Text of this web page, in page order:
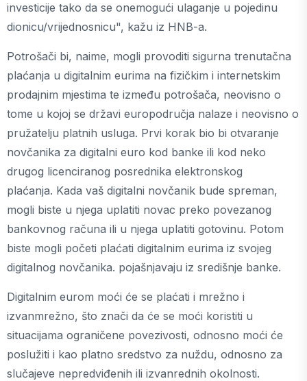
investicije tako da se onemogući ulaganje u pojedinu
dionicu/vrijednosnicu", kažu iz HNB-a.
Potrošači bi, naime, mogli provoditi sigurna trenutačna
plaćanja u digitalnim eurima na fizičkim i internetskim
prodajnim mjestima te između potrošača, neovisno o
tome u kojoj se državi europodručja nalaze i neovisno o
pružatelju platnih usluga. Prvi korak bio bi otvaranje
novčanika za digitalni euro kod banke ili kod neko
drugog licenciranog posrednika elektronskog
plaćanja. Kada vaš digitalni novčanik bude spreman,
mogli biste u njega uplatiti novac preko povezanog
bankovnog računa ili u njega uplatiti gotovinu. Potom
biste mogli početi plaćati digitalnim eurima iz svojeg
digitalnog novčanika. pojašnjavaju iz središnje banke.
Digitalnim eurom moći će se plaćati i mrežno i
izvanmrežno, što znači da će se moći koristiti u
situacijama ograničene povezivosti, odnosno moći će
poslužiti i kao platno sredstvo za nuždu, odnosno za
slučajeve nepredviđenih ili izvanrednih okolnosti.